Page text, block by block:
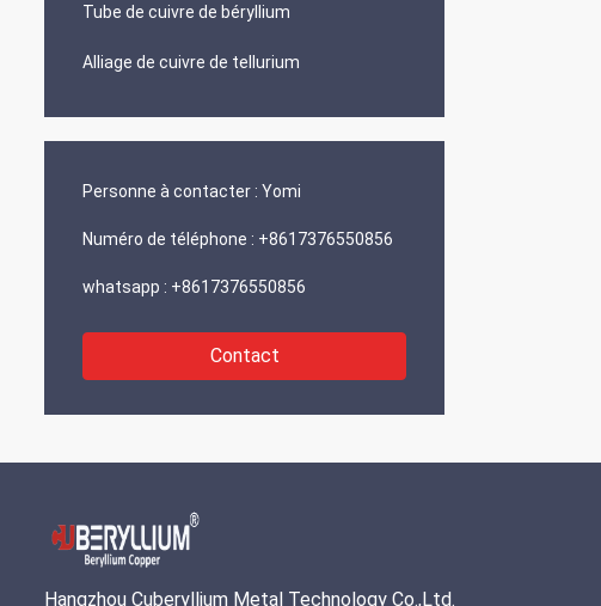
Tube de cuivre de béryllium
Alliage de cuivre de tellurium
Personne à contacter : Yomi
Numéro de téléphone : +8617376550856
whatsapp : +8617376550856
Contact
Hangzhou Cuberyllium Metal Technology Co.,Ltd.